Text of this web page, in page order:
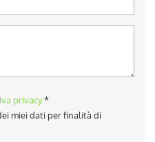
privacy*
miei dati per finalità di